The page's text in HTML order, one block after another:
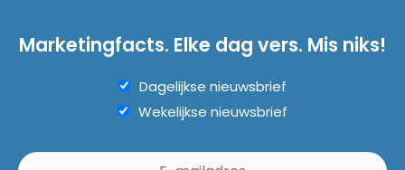
Marketingfacts. Elke dag vers. Mis niks!
Dagelijkse nieuwsbrief
Wekelijkse nieuwsbrief